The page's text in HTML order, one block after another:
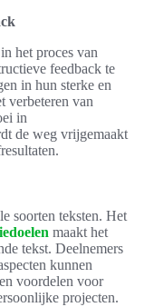
het proces van
feedback te
in hun sterke en
verbeteren van
in
de weg vrijgemaakt
soorten teksten. Het
maakt het
tekst. Deelnemers
kunnen
voordelen voor
projecten.